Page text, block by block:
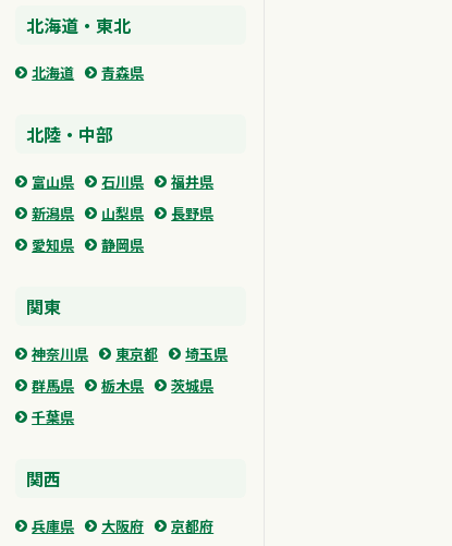
北海道・東北
北海道 青森県
北陸・中部
富山県 石川県
福井県
新潟県
山梨県
長野県
愛知県
静岡県
関東
神奈川県 東京都
埼玉県
群馬県
栃木県
茨城県
千葉県
関西
兵庫県 大阪府 京都府